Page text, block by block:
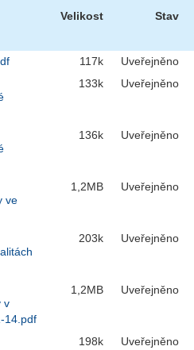
Velikost Stav
117k Uveřejněno
133k Uveřejněno
136k Uveřejněno
ve
1,2MB Uveřejněno
203k Uveřejněno
v
14.pdf
1,2MB Uveřejněno
198k Uveřejněno